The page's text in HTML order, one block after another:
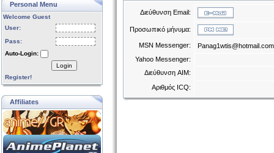
Personal Menu
Welcome Guest
User:
Pass:
Auto-Login:
Login
Register!
Affiliates
Διεύθυνση Email:
Προσωπικό μήνυμα:
MSN Messenger:
Panag1wtis@hotmail.com
Yahoo Messenger:
Διεύθυνση AIM:
Αριθμός ICQ: